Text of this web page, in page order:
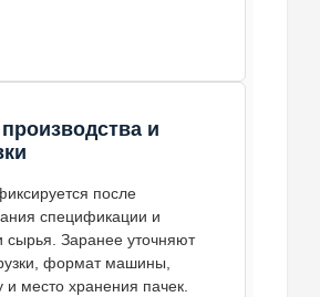
и
после
спецификации и
сырья. Заранее уточняют
формат машины,
и место хранения пачек.